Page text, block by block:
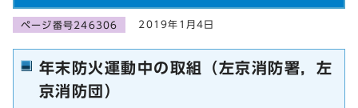
ページ番号246306 2019年1月4日
年末防火運動中の取組（左京消防署，左
京消防団）